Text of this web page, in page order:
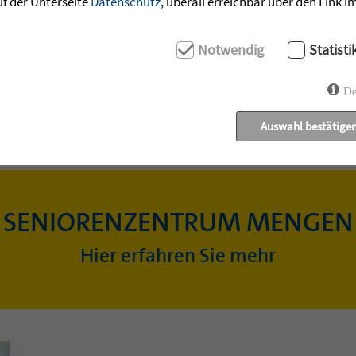
SENIORENZENTRUM MENGEN
Hier erfahren Sie mehr
Notwendig
Auswahl